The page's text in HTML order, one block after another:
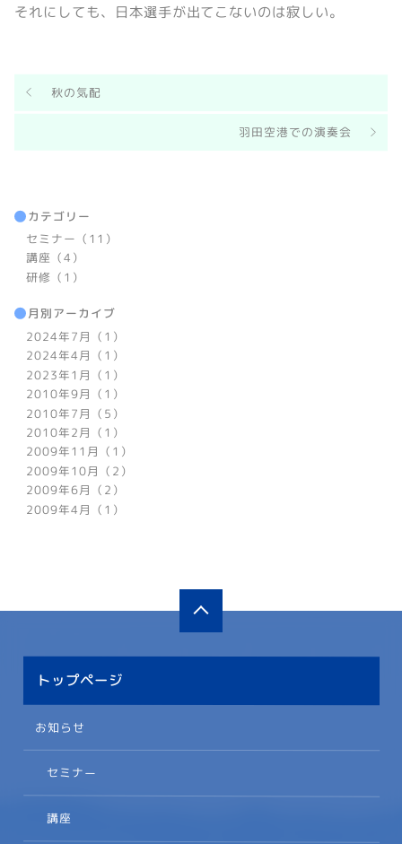
それにしても、日本選手が出てこないのは寂しい。
秋の気配
羽田空港での演奏会
カテゴリー
セミナー（11）
講座（4）
研修（1）
月別アーカイブ
2024年7月（1）
2024年4月（1）
2023年1月（1）
2010年9月（1）
2010年7月（5）
2010年2月（1）
2009年11月（1）
2009年10月（2）
2009年6月（2）
2009年4月（1）
トップページ
お知らせ
セミナー
講座